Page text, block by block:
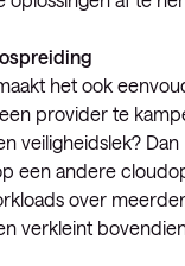
het ook
provider te
veiligheidslek? Dan
een andere
over
verkleint